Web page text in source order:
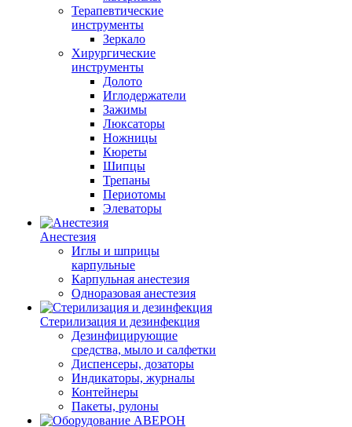
Терапевтические
инструменты
Зеркало
Хирургические
инструменты
Долото
Иглодержатели
Зажимы
Люксаторы
Ножницы
Кюреты
Шипцы
Трепаны
Периотомы
Элеваторы
Анестезия
Иглы и шприцы
карпульные
Карпульная анестезия
Одноразовая анестезия
Стерилизация и дезинфекция
Дезинфицирующие
средства, мыло и салфетки
Диспенсеры, дозаторы
Индикаторы, журналы
Контейнеры
Пакеты, рулоны